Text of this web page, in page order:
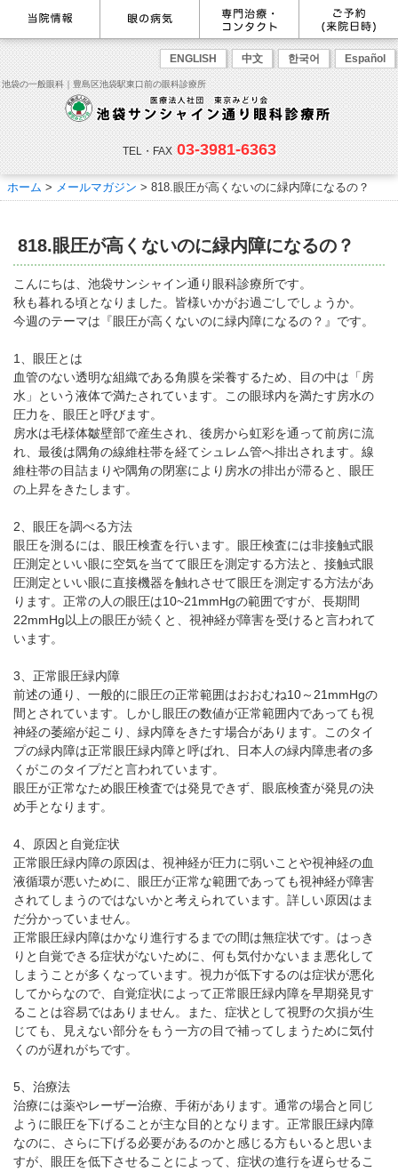
ENGLISH 中文 한국어 Español
池袋の一般眼科｜豊島区池袋駅東口前の眼科診療所
TEL・FAX 03-3981-6363
最新情報
感染症予防のための衛生環境整
備の取り組み
医師のご紹介
当院勤務医師のご紹介 ごあいさつ
院内の様子・設備
院内の様子 検査･治療･手術機器
診療のご案内・アクセス
アクセス
当院へお越しになる方へのお願
い
診察の流れ
リンク
よくある質問
メールマガジン
リクルート
パンフレットのダウンロード
眼の病気を調べる
病名から探す
症状から探す
目の構造から探す
主な眼科疾患
緑内障 網膜疾患
眼精疲労
ドライアイ
ものもらい
花粉症
白内障
アレルギー性結膜炎
コンタクトレンズ診
学校近視について
点眼液・眼軟膏について
眼科専門治療・特設ページ
緑内障専門治療ページ
角膜疾患専門治療ページ
ドライアイ専門治療ページ
網膜・硝子体専門治療ページ
黄斑疾患専門治療ページ
ぶどう膜炎専門治療ページ
白内障専門治療ページ
花粉症専門ページ
眼形成診療ページ
コンタクトレンズ診療
抗VEGF抗体療法
ボツリヌス療法
東口眼科医院)
コンタクトレンズ診療
コンタクトレンズの種類と特徴
しばらく眼科受診していない方
へ
方へ
WEB予約(来院日時の設定)
一般眼科診療を予約
コンタクトレンズ診療を予約
緑内障専門治療を予約
角膜専門治療を予約
ドライアイ専門治療を予約
網膜・硝子体専門治療を予約
白内障専門治療を予約
白内障手術公開講座を予約
黄斑専門治療を予約
予約をキャンセルする
ご予約
ホーム > メールマガジン > 818.眼圧が高くないのに緑内障になるの？
818.眼圧が高くないのに緑内障になるの？
こんにちは、池袋サンシャイン通り眼科診療所です。
秋も暮れる頃となりました。皆様いかがお過ごしでしょうか。
今週のテーマは『眼圧が高くないのに緑内障になるの？』です。
1、眼圧とは
血管のない透明な組織である角膜を栄養するため、目の中は「房
水」という液体で満たされています。この眼球内を満たす房水の
圧力を、眼圧と呼びます。
房水は毛様体皺壁部で産生され、後房から虹彩を通って前房に流
れ、最後は隅角の線維柱帯を経てシュレム管へ排出されます。線
維柱帯の目詰まりや隅角の閉塞により房水の排出が滞ると、眼圧
の上昇をきたします。
2、眼圧を調べる方法
眼圧を測るには、眼圧検査を行います。眼圧検査には非接触式眼
圧測定といい眼に空気を当てて眼圧を測定する方法と、接触式眼
圧測定といい眼に直接機器を触れさせて眼圧を測定する方法があ
ります。正常の人の眼圧は10~21mmHgの範囲ですが、長期間
22mmHg以上の眼圧が続くと、視神経が障害を受けると言われて
います。
3、正常眼圧緑内障
前述の通り、一般的に眼圧の正常範囲はおおむね10～21mmHgの
間とされています。しかし眼圧の数値が正常範囲内であっても視
神経の萎縮が起こり、緑内障をきたす場合があります。このタイ
プの緑内障は正常眼圧緑内障と呼ばれ、日本人の緑内障患者の多
くがこのタイプだと言われています。
眼圧が正常なため眼圧検査では発見できず、眼底検査が発見の決
め手となります。
4、原因と自覚症状
正常眼圧緑内障の原因は、視神経が圧力に弱いことや視神経の血
液循環が悪いために、眼圧が正常な範囲であっても視神経が障害
されてしまうのではないかと考えられています。詳しい原因はま
だ分かっていません。
正常眼圧緑内障はかなり進行するまでの間は無症状です。はっき
りと自覚できる症状がないために、何も気付かないまま悪化して
しまうことが多くなっています。視力が低下するのは症状が悪化
してからなので、自覚症状によって正常眼圧緑内障を早期発見す
ることは容易ではありません。また、症状として視野の欠損が生
じても、見えない部分をもう一方の目で補ってしまうために気付
くのが遅れがちです。
5、治療法
治療には薬やレーザー治療、手術があります。通常の場合と同じ
ように眼圧を下げることが主な目的となります。正常眼圧緑内障
なのに、さらに下げる必要があるのかと感じる方もいると思いま
すが、眼圧を低下させることによって、症状の進行を遅らせるこ